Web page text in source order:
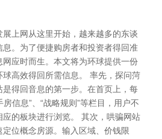
上网从这里开始，越来越多的东谈
。为了便捷购房者和投资者得回准
应时而生。本文将为环球提供一份
高效得回所需信息。 率先，探问菏
得回音息的第一步。在首页上，每
房信息”、“战略规则”等栏目，用户不
的板块进行浏览。 其次，哄骗网站
位概念房源。输入区域、价钱限